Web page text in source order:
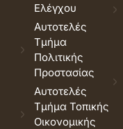
Ελέγχου
Αυτοτελές
Τμήμα
Πολιτικής
Προστασίας
Αυτοτελές
Τμήμα Τοπικής
Οικονομικής